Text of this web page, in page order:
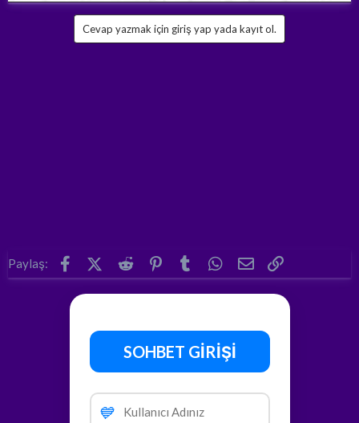
Cevap yazmak için giriş yap yada kayıt ol.
Paylaş: FacebookX (Twitter)
Reddit Pinterest
Tumblr WhatsApp
E-posta
SOHBET GİRİŞİ
💙